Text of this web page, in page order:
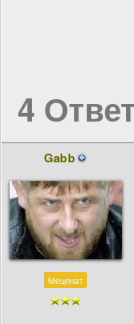
4
Gabb
Меценат